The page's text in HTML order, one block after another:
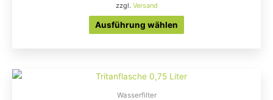
zzgl. Versand
Ausführung wählen
Die
Optionen
der
Wasserfilter